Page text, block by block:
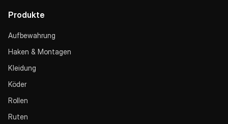
Produkte
Aufbewahrung
Haken & Montagen
Kleidung
Köder
Rollen
Ruten